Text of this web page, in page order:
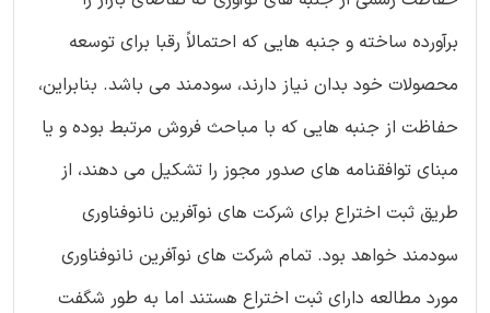
برآورده ساخته و جنبه هایی که احتمالاً رقبا برای توسعه
محصولات خود بدان نیاز دارند، سودمند می باشد. بنابراین،
حفاظت از جنبه هایی که با مباحث فروش مرتبط بوده و یا
مبنای توافقنامه های صدور مجوز را تشکیل می دهند، از
طریق ثبت اختراع برای شرکت های نوآفرین نانوفناوری
سودمند خواهد بود. تمام شرکت های نوآفرین نانوفناوری
مورد مطالعه دارای ثبت اختراع هستند اما به طور شگفت